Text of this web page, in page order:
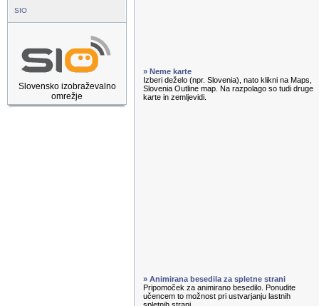
SIO
Slovensko izobraževalno
omrežje
» Neme karte
Izberi deželo (npr. Slovenia), nato klikni na Maps,
Slovenia Outline map. Na razpolago so tudi druge
karte in zemljevidi.
» Animirana besedila za spletne strani
Pripomoček za animirano besedilo. Ponudite
učencem to možnost pri ustvarjanju lastnih